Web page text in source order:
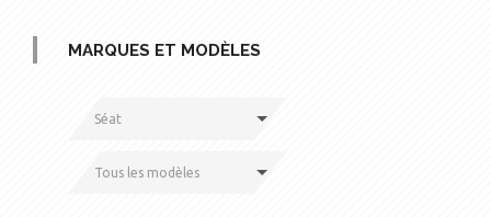
MARQUES ET MODÈLES
Séat
Tous les modèles